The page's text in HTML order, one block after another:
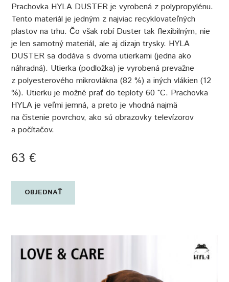
Prachovka HYLA DUSTER je vyrobená z polypropylénu.
Tento materiál je jedným z najviac recyklovateľných
plastov na trhu. Čo však robí Duster tak flexibilným, nie
je len samotný materiál, ale aj dizajn trysky. HYLA
DUSTER sa dodáva s dvoma utierkami (jedna ako
náhradná). Utierka (podložka) je vyrobená prevažne
z polyesterového mikrovlákna (82 %) a iných vlákien (12
%). Utierku je možné prať do teploty 60 °C. Prachovka
HYLA je veľmi jemná, a preto je vhodná najmä
na čistenie povrchov, ako sú obrazovky televízorov
a počítačov.
63 €
OBJEDNAŤ